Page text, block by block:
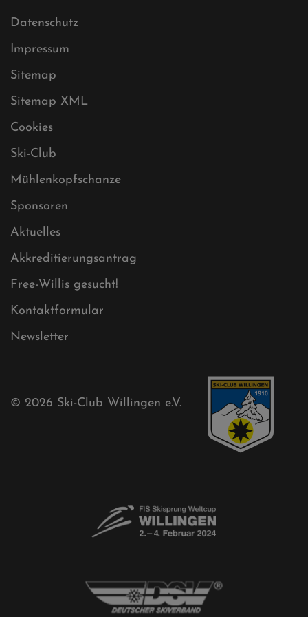
Datenschutz
Impressum
Sitemap
Sitemap XML
Cookies
Ski-Club
Mühlenkopfschanze
Sponsoren
Aktuelles
Akkreditierungsantrag
Free-Willis gesucht!